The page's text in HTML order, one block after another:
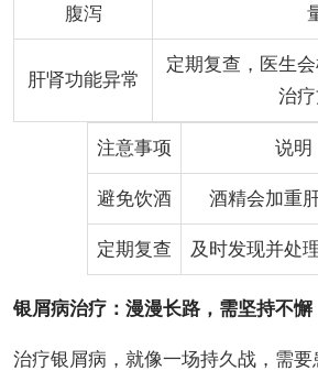
腹泻
肝肾功能异常
定期复查，医生
治
注意事项 说明
避免饮酒 酒精会加重
定期复查 及时发现并处
银屑病治疗：漫漫长路，需坚持不懈
治疗银屑病，就像一场持久战，需